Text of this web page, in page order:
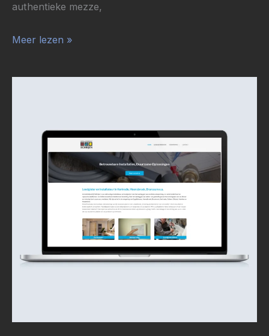
authentieke mezze,
Meer lezen »
Schreijen
Installatiebedrijf